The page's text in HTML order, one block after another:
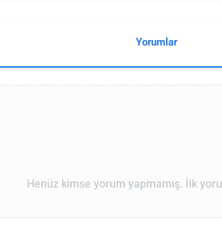
Yorumlar
Henüz kimse yorum yapmamış. İlk